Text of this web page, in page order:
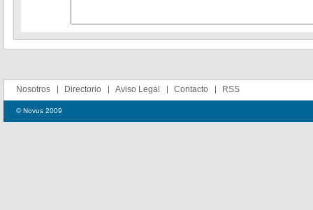
Nosotros Directorio Aviso Legal Contacto RSS
© Novus 2009